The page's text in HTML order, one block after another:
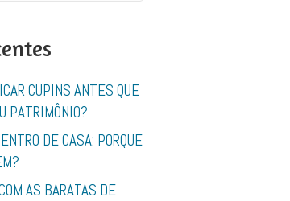
CUPINS ANTES QUE
PATRIMÔNIO?
DE CASA: PORQUE
AS BARATAS DE